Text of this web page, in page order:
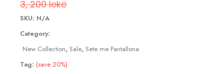
3, 200lekë
SKU: N/A
Category:
New Collection, Sale, Sete me Pantallona
Tag: (save 20%)